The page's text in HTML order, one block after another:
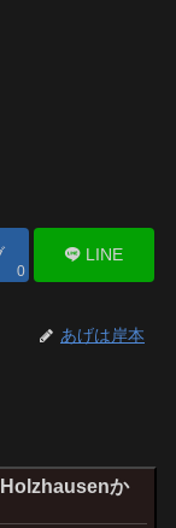
0
LINE
あげは岸本
か